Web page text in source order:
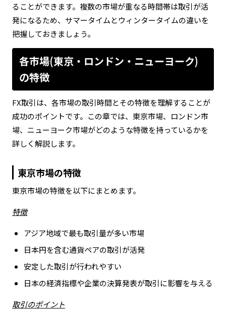
ることができます。複数の市場が重なる時間帯は取引が活
発になるため、サマータイムとウィンタータイムの違いを
把握しておきましょう。
各市場(東京・ロンドン・ニューヨーク)
の特徴
FX取引は、各市場の取引時間とその特徴を理解することが
成功のポイントです。この章では、東京市場、ロンドン市
場、ニューヨーク市場がどのような特徴を持っているかを
詳しく解説します。
東京市場の特徴
東京市場の特徴を以下にまとめます。
特徴
アジア地域で最も取引量が多い市場
日本円を含む通貨ペアの取引が活発
安定した取引が行われやすい
日本の経済指標や企業の決算発表が取引に影響を与える
取引のポイント